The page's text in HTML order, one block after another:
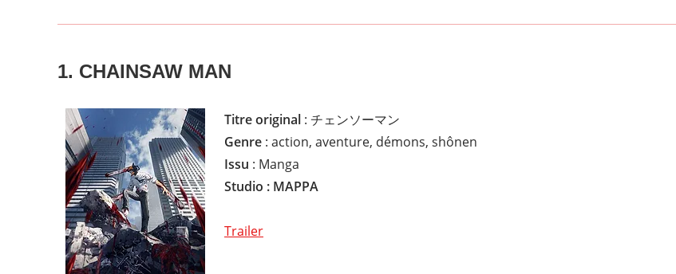
1. CHAINSAW MAN
Titre original : チェンソーマン
Genre : action, aventure, démons, shônen
Issu : Manga
Studio : MAPPA
Trailer